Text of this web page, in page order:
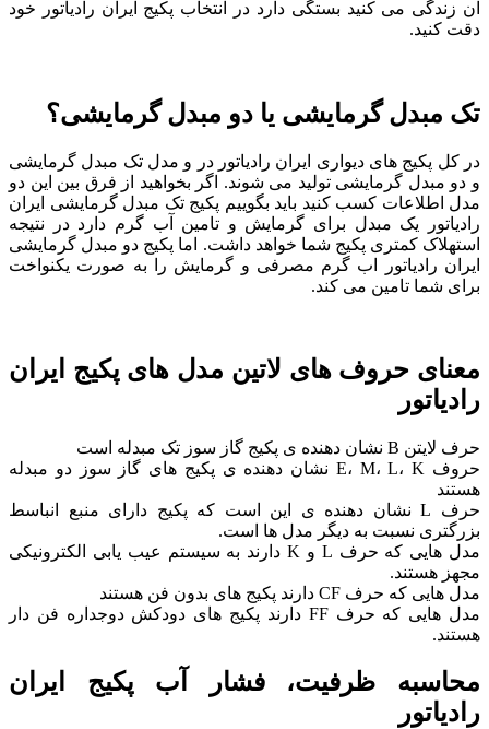
آن زندگی می کنید بستگی دارد در انتخاب پکیج ایران رادیاتور خود
دقت کنید.
تک مبدل گرمایشی یا دو مبدل گرمایشی؟
در کل پکیج های دیواری ایران رادیاتور در و مدل تک مبدل گرمایشی
و دو مبدل گرمایشی تولید می شوند. اگر بخواهید از فرق بین این دو
مدل اطلاعات کسب کنید باید بگوییم پکیج تک مبدل گرمایشی ایران
رادیاتور یک مبدل برای گرمایش و تامین آب گرم دارد در نتیجه
استهلاک کمتری پکیج شما خواهد داشت. اما پکیج دو مبدل گرمایشی
ایران رادیاتور اب گرم مصرفی و گرمایش را به صورت یکنواخت
برای شما تامین می کند.
معنای حروف های لاتین مدل های پکیج ایران
رادیاتور
حرف لایتن B نشان دهنده ی پکیج گاز سوز تک مبدله است
حروف E، M، L، K نشان دهنده ی پکیج های گاز سوز دو مبدله
هستند
حرف L نشان دهنده ی این است که پکیج دارای منبع انباسط
بزرگتری نسبت به دیگر مدل ها است.
مدل هایی که حرف L و K دارند به سیستم عیب یابی الکترونیکی
مجهز هستند.
مدل هایی که حرف CF دارند پکیج های بدون فن هستند
مدل هایی که حرف FF دارند پکیج های دودکش دوجداره فن دار
هستند.
محاسبه ظرفیت، فشار آب پکیج ایران
رادیاتور